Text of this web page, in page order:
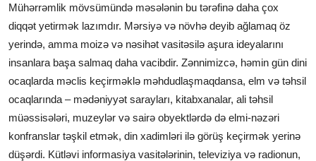
Mühərrəmlik mövsümündə məsələnin bu tərəfinə daha çox
diqqət yetirmək lazımdır. Mərsiyə və növhə deyib ağlamaq öz
yerində, amma moizə və nəsihət vasitəsilə aşura ideyalarını
insanlara başa salmaq daha vacibdir. Zənnimizcə, həmin gün dini
ocaqlarda məclis keçirməklə məhdudlaşmaqdansa, elm və təhsil
ocaqlarında – mədəniyyət sarayları, kitabxanalar, ali təhsil
müəssisələri, muzeylər və sairə obyektlərdə də elmi-nəzəri
konfranslar təşkil etmək, din xadimləri ilə görüş keçirmək yerinə
düşərdi. Kütləvi informasiya vasitələrinin, televiziya və radionun,